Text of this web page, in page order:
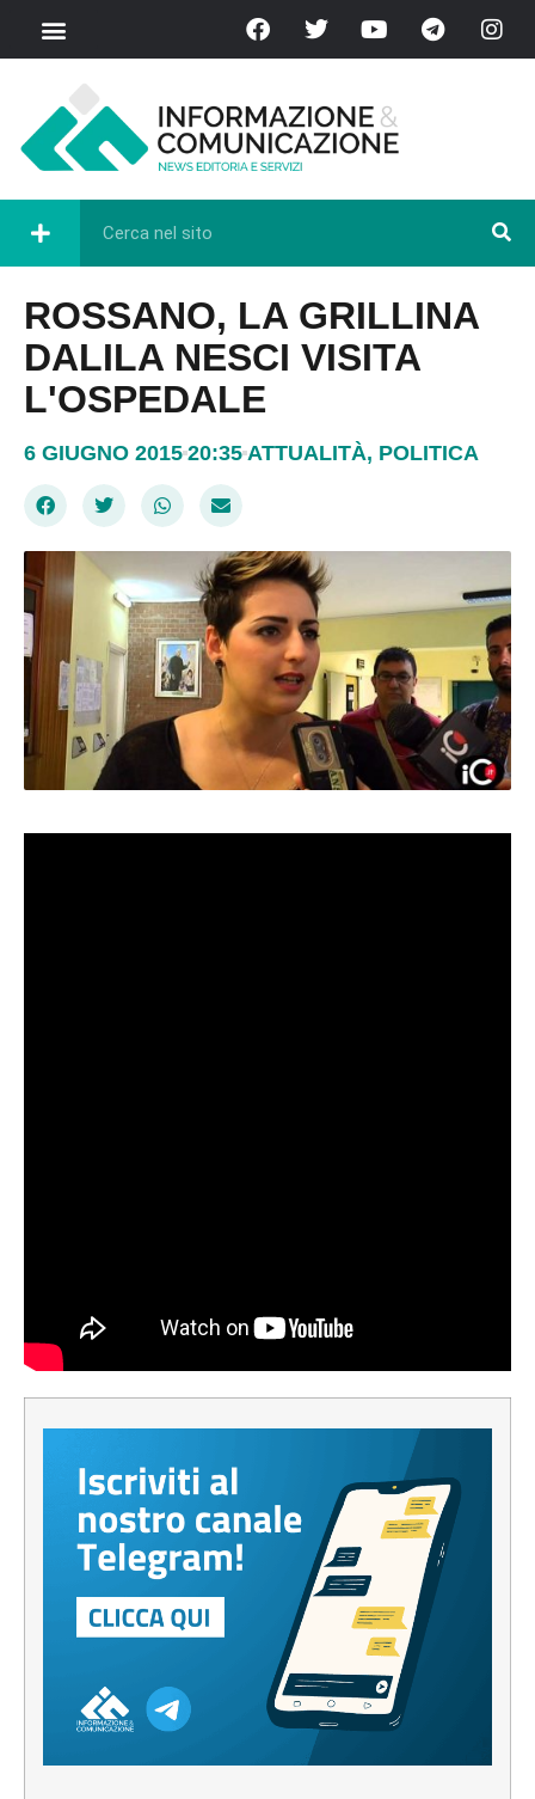
ROSSANO, LA GRILLINA
DALILA NESCI VISITA
L'OSPEDALE
6 GIUGNO 2015 20:35 ATTUALITÀ, POLITICA